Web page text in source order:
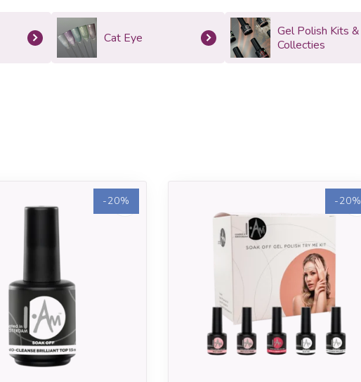
Cat Eye
Gel Polish Kits &
Collecties
-20% -20%